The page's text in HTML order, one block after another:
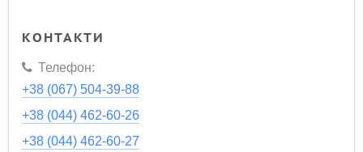
КОНТАКТИ
Телефон:
+38 (067) 504-39-88
+38 (044) 462-60-26
+38 (044) 462-60-27